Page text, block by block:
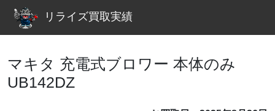
リライズ買取実績
マキタ 充電式ブロワー 本体のみ
UB142DZ